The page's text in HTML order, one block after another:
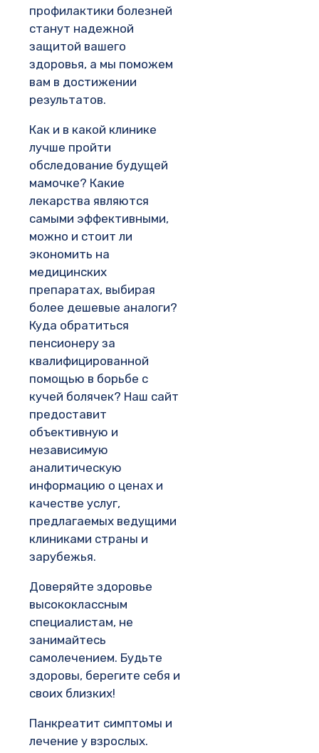
профилактики болезней
станут надежной
защитой вашего
здоровья, а мы поможем
вам в достижении
результатов.
Как и в какой клинике
лучше пройти
обследование будущей
мамочке? Какие
лекарства являются
самыми эффективными,
можно и стоит ли
экономить на
медицинских
препаратах, выбирая
более дешевые аналоги?
Куда обратиться
пенсионеру за
квалифицированной
помощью в борьбе с
кучей болячек? Наш сайт
предоставит
объективную и
независимую
аналитическую
информацию о ценах и
качестве услуг,
предлагаемых ведущими
клиниками страны и
зарубежья.
Доверяйте здоровье
высококлассным
специалистам, не
занимайтесь
самолечением. Будьте
здоровы, берегите себя и
своих близких!
Панкреатит симптомы и
лечение у взрослых.